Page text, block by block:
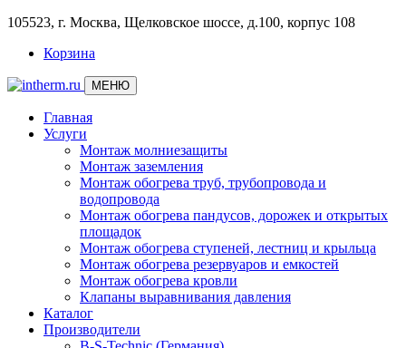
105523, г. Москва, Щелковское шоссе, д.100, корпус 108
Корзина
МЕНЮ
Главная
Услуги
Монтаж молниезащиты
Монтаж заземления
Монтаж обогрева труб, трубопровода и
водопровода
Монтаж обогрева пандусов, дорожек и открытых
площадок
Монтаж обогрева ступеней, лестниц и крыльца
Монтаж обогрева резервуаров и емкостей
Монтаж обогрева кровли
Клапаны выравнивания давления
Каталог
Производители